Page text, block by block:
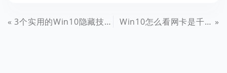
3个实用的Win10隐藏技能 90%的人不知道 Win10怎么看网卡是千兆还是百兆？